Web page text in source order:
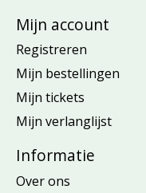
Mijn account
Registreren
Mijn bestellingen
Mijn tickets
Mijn verlanglijst
Informatie
Over ons